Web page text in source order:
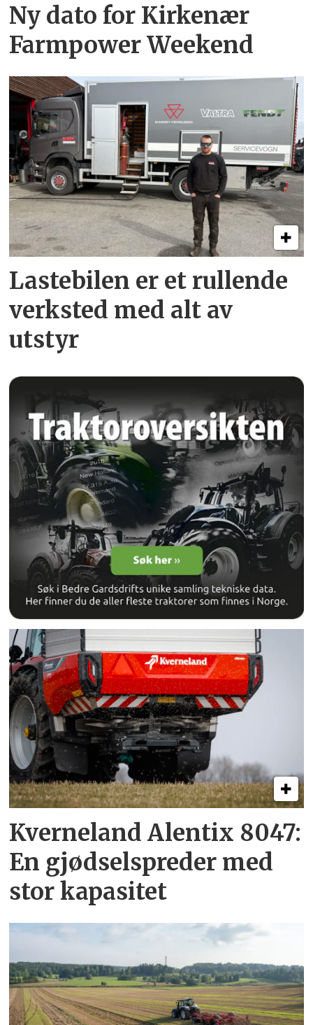
Ny dato for Kirkenær
Farmpower Weekend
Lastebilen er et rullende
verksted med alt av
utstyr
Kverneland Alentix 8047:
En gjødsel­spreder med
stor kapasitet